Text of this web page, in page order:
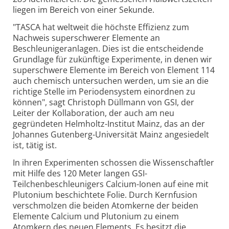
liegen im Bereich von einer Sekunde.
"TASCA hat weltweit die höchste Effizienz zum
Nachweis superschwerer Elemente an
Beschleunigeranlagen. Dies ist die entscheidende
Grundlage für zukünftige Experimente, in denen wir
superschwere Elemente im Bereich von Element 114
auch chemisch untersuchen werden, um sie an die
richtige Stelle im Periodensystem einordnen zu
können", sagt Christoph Düllmann von GSI, der
Leiter der Kollaboration, der auch am neu
gegründeten Helmholtz-Institut Mainz, das an der
Johannes Gutenberg-Universität Mainz angesiedelt
ist, tätig ist.
In ihren Experimenten schossen die Wissenschaftler
mit Hilfe des 120 Meter langen GSI-
Teilchenbeschleunigers Calcium-Ionen auf eine mit
Plutonium beschichtete Folie. Durch Kernfusion
verschmolzen die beiden Atomkerne der beiden
Elemente Calcium und Plutonium zu einem